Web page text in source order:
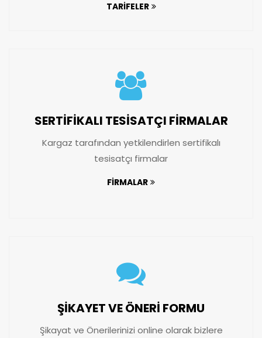
TARİFELER
SERTİFİKALI TESİSATÇI FİRMALAR
Kargaz tarafından yetkilendirlen sertifikalı
tesisatçı firmalar
FİRMALAR
ŞİKAYET VE ÖNERİ FORMU
Şikayat ve Önerilerinizi online olarak bizlere